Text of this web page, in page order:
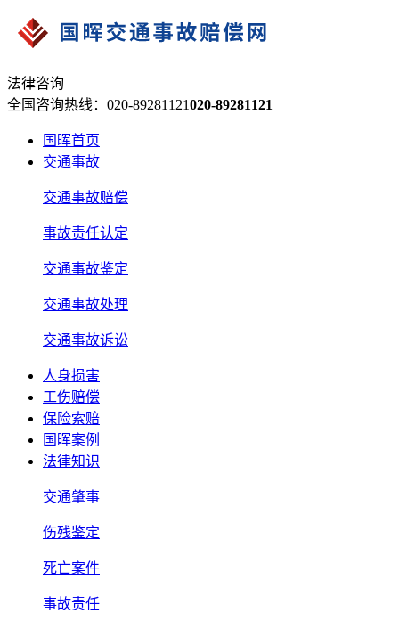
法律咨询
全国咨询热线：020-89281121020-89281121
国晖首页
交通事故
交通事故赔偿
事故责任认定
交通事故鉴定
交通事故处理
交通事故诉讼
人身损害
工伤赔偿
保险索赔
国晖案例
法律知识
交通肇事
伤残鉴定
死亡案件
事故责任